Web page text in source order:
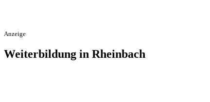
Anzeige
Weiterbildung in Rheinbach